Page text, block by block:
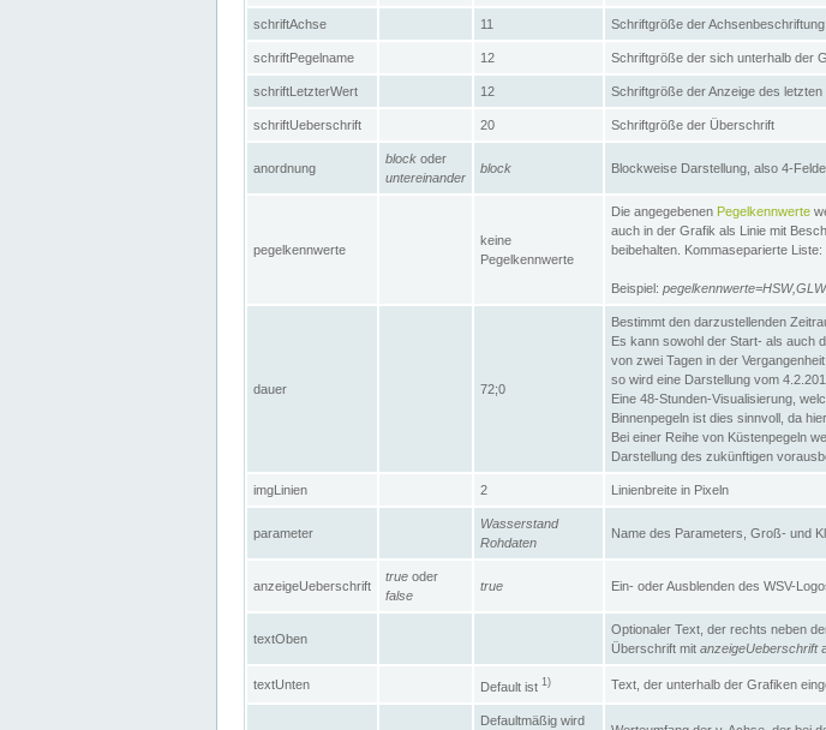
schriftAchse 11 Schriftgröße der
schriftPegelname 12 Schriftgröße der sich unterhalb der
schriftLetzterWert 12 Schriftgröße der Anzeige des letzten
schriftUeberschrift 20 Schriftgröße der Überschrift
anordnung
block oder
untereinander
block Blockweise Darstellung, also 4-
pegelkennwerte
keine
Pegelkennwerte
Die angegebenen Pegelkennwerte
auch in der Grafik als Linie mit
beibehalten. Kommaseparierte Liste:
Beispiel: pegelkennwerte=HSW,GLW
dauer 72;0
Bestimmt den darzustellenden
Es kann sowohl der Start- als auch
von zwei Tagen in der
so wird eine Darstellung vom
Eine 48-Stunden-Visualisierung,
Binnenpegeln ist dies sinnvoll, da
Bei einer Reihe von Küstenpegeln
Darstellung des zukünftigen
imgLinien 2 Linienbreite in Pixeln
parameter
Wasserstand
Rohdaten
Name des Parameters, Groß- und
anzeigeUeberschrift
true oder
false
true Ein- oder Ausblenden des WSV-
textOben
Optionaler Text, der rechts neben
Überschrift mit anzeigeUeberschrift
textUnten Default ist 1) Text, der unterhalb der Grafiken
Defaultmäßig wird